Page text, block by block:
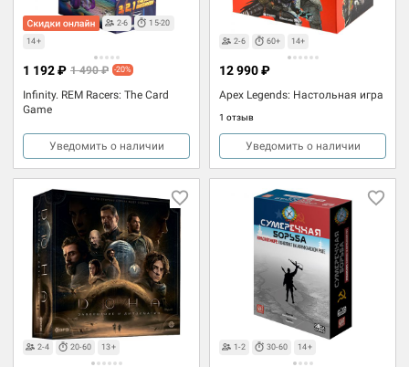
2-6
15-20
14+
Infinity. REM Racers: The Card
Game
1 192 ₽ 1 490 ₽ -20%
Уведомить о наличии
2-6 60+ 14+
Apex Legends: Настольная игра
1 отзыв
12 990 ₽
Уведомить о наличии
2-4 20-60 13+ 1-2 30-60 14+